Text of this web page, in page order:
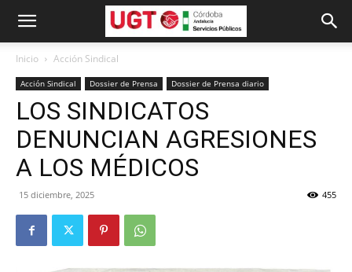
Inicio Acción Sindical
Acción Sindical Dossier de Prensa Dossier de Prensa diario
LOS SINDICATOS
DENUNCIAN AGRESIONES
A LOS MÉDICOS
15 diciembre, 2025 455